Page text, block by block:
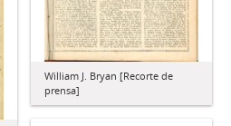
William J. Bryan [Recorte de
prensa]